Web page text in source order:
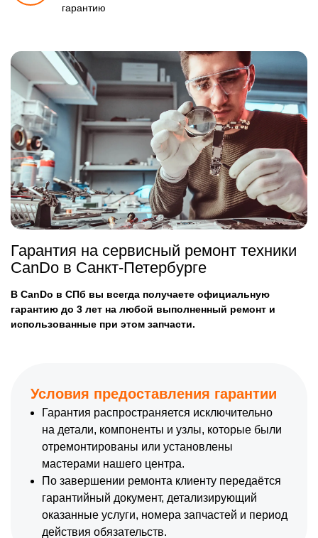
гарантию
Гарантия на сервисный ремонт техники
CanDo в Санкт-Петербурге
В CanDo в СПб вы всегда получаете официальную
гарантию до 3 лет на любой выполненный ремонт и
использованные при этом запчасти.
Условия предоставления гарантии
Гарантия распространяется исключительно
на детали, компоненты и узлы, которые были
отремонтированы или установлены
мастерами нашего центра.
По завершении ремонта клиенту передаётся
гарантийный документ, детализирующий
оказанные услуги, номера запчастей и период
действия обязательств.